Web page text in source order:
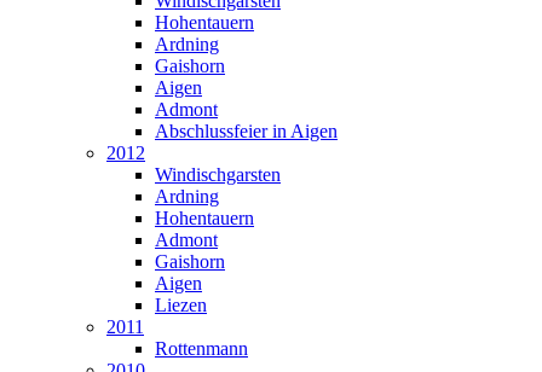
Hohentauern
Ardning
Gaishorn
Aigen
Admont
Abschlussfeier in Aigen
2012
Windischgarsten
Ardning
Hohentauern
Admont
Gaishorn
Aigen
Liezen
2011
Rottenmann